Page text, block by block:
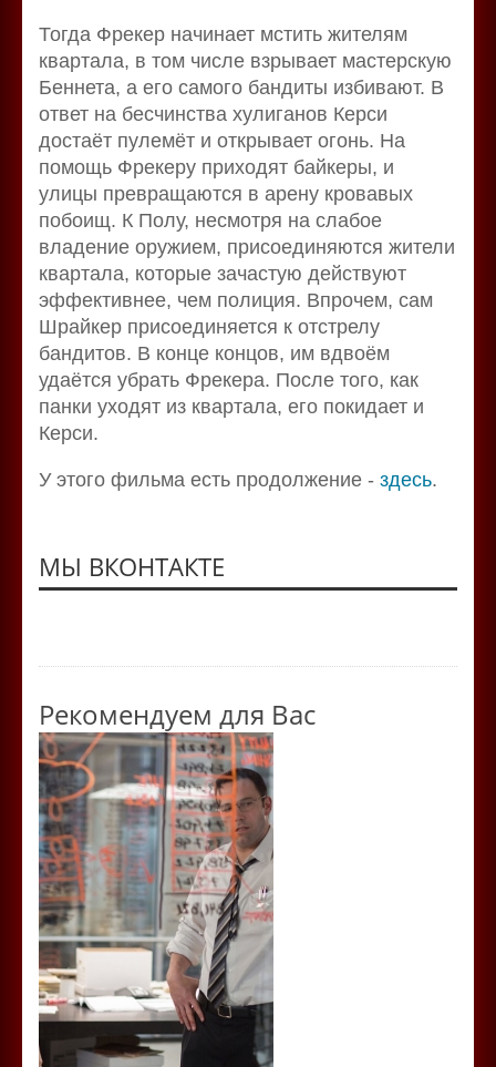
Тогда Фрекер начинает мстить жителям
квартала, в том числе взрывает мастерскую
Беннета, а его самого бандиты избивают. В
ответ на бесчинства хулиганов Керси
достаёт пулемёт и открывает огонь. На
помощь Фрекеру приходят байкеры, и
улицы превращаются в арену кровавых
побоищ. К Полу, несмотря на слабое
владение оружием, присоединяются жители
квартала, которые зачастую действуют
эффективнее, чем полиция. Впрочем, сам
Шрайкер присоединяется к отстрелу
бандитов. В конце концов, им вдвоём
удаётся убрать Фрекера. После того, как
панки уходят из квартала, его покидает и
Керси.
У этого фильма есть продолжение - здесь.
МЫ ВКОНТАКТЕ
Рекомендуем для Вас